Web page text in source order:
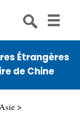
Étrangères
de Chine